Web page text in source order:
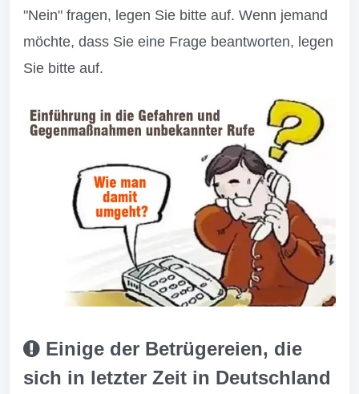
"Nein" fragen, legen Sie bitte auf. Wenn jemand
möchte, dass Sie eine Frage beantworten, legen
Sie bitte auf.
Einige der Betrügereien, die
sich in letzter Zeit in Deutschland